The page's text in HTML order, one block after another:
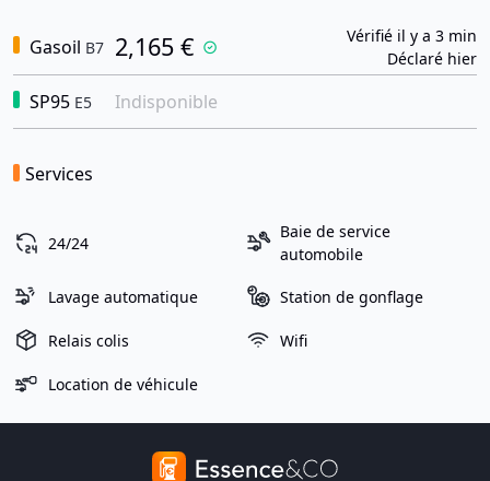
Gasoil B7 2,165 €
Vérifié il y a 3 min
Déclaré hier
SP95 E5 Indisponible
Services
24/24
Baie de service
automobile
Lavage automatique Station de gonflage
Relais colis Wifi
Location de véhicule